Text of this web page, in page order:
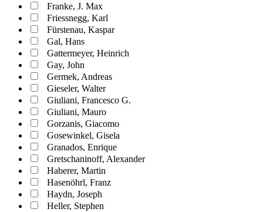
Franke, J. Max
Friessnegg, Karl
Fürstenau, Kaspar
Gal, Hans
Gattermeyer, Heinrich
Gay, John
Germek, Andreas
Gieseler, Walter
Giuliani, Francesco G.
Giuliani, Mauro
Gorzanis, Giacomo
Gosewinkel, Gisela
Granados, Enrique
Gretschaninoff, Alexander
Haberer, Martin
Hasenöhrl, Franz
Haydn, Joseph
Heller, Stephen